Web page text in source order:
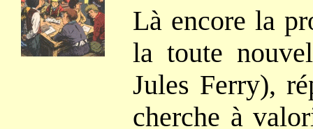
Là encore la
la toute
Jules Ferry),
cherche à